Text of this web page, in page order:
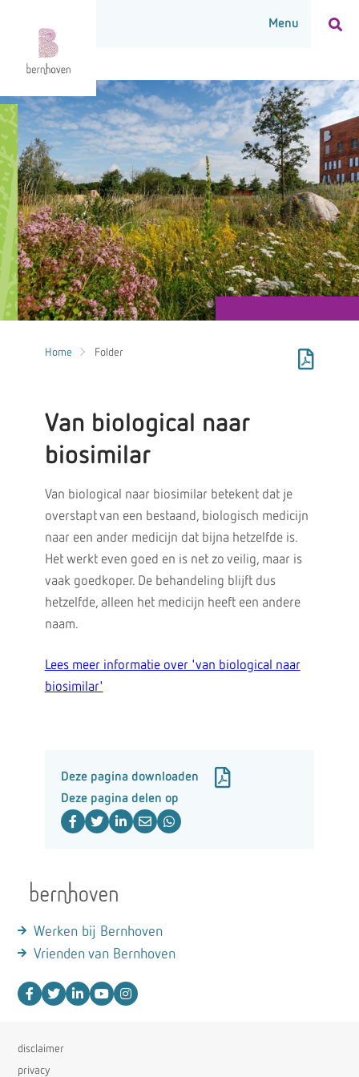
Home Folder
Van biological naar
biosimilar
Van biological naar biosimilar betekent dat je
overstapt van een bestaand, biologisch medicijn
naar een ander medicijn dat bijna hetzelfde is.
Het werkt even goed en is net zo veilig, maar is
vaak goedkoper. De behandeling blijft dus
hetzelfde, alleen het medicijn heeft een andere
naam.
Lees meer informatie over 'van biological naar
biosimilar'
Deze pagina downloaden
Deze pagina delen op
Werken bij Bernhoven
Vrienden van Bernhoven
disclaimer
privacy